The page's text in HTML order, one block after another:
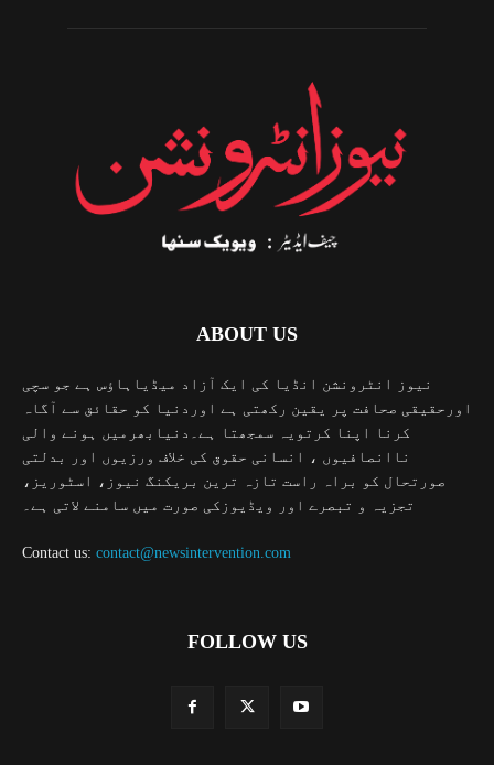
ABOUT US
نیوز انٹرونشن انڈیا کی ایک آزاد میڈیاہاؤس ہے جو سچی
اورحقیقی صحافت پر یقین رکھتی ہے اوردنیا کو حقائق سے آگاہ
کرنا اپنا کرتویہ سمجھتا ہے۔دنیابھرمیں ہونے والی
ناانصافیوں ، انسانی حقوق کی خلاف ورزیوں اور بدلتی
صورتحال کو براہ راست تازہ ترین بریکنگ نیوز، اسٹوریز،
تجزیہ و تبصرے اور ویڈیوزکی صورت میں سامنے لاتی ہے۔
Contact us: contact@newsintervention.com
FOLLOW US